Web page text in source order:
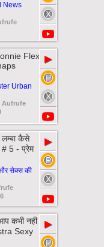
News
Flex
Urban
Aufrufe
▶
लम्बा कैसे
# 5 - प्रेम
सेक्स की
▶
कभी नही
Sexy
▶